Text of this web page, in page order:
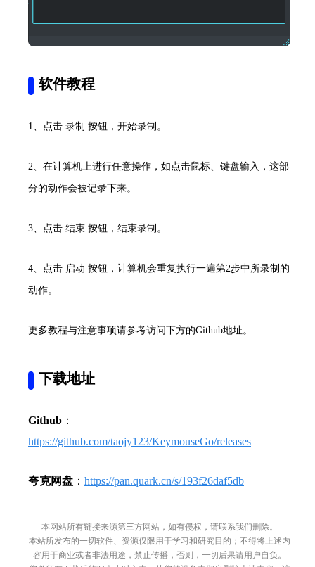
软件教程
1、点击 录制 按钮，开始录制。
2、在计算机上进行任意操作，如点击鼠标、键盘输入，这部
分的动作会被记录下来。
3、点击 结束 按钮，结束录制。
4、点击 启动 按钮，计算机会重复执行一遍第2步中所录制的
动作。
更多教程与注意事项请参考访问下方的Github地址。
下载地址
Github ：
https://github.com/taojy123/KeymouseGo/releases
夸克网盘 ： https://pan.quark.cn/s/193f26daf5db
本网站所有链接来源第三方网站，如有侵权，请联系我们删除。
本站所发布的一切软件、资源仅限用于学习和研究目的；不得将上述内
容用于商业或者非法用途，禁止传播，否则，一切后果请用户自负。